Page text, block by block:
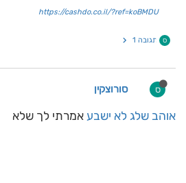
https://cashdo.co.il/?ref=koBMDU
ס תגובה 1
ס סורוצקין
אוהב שלג לא ישבע אמרתי לך שלא